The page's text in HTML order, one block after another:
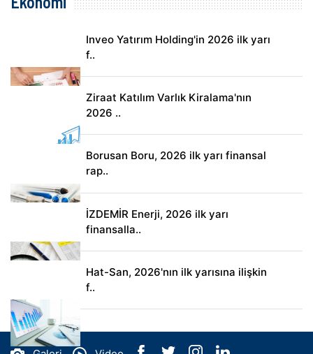
Inveo Yatırım Holding'in 2026 ilk yarı
f..
Ziraat Katılım Varlık Kiralama'nın
2026 ..
Borusan Boru, 2026 ilk yarı finansal
rap..
İZDEMİR Enerji, 2026 ilk yarı
finansalla..
Hat-San, 2026'nın ilk yarısına ilişkin
f..